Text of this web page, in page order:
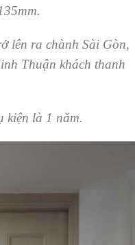
lên ra chành Sài Gòn,
Thuận khách thanh
kiện là 1 năm.